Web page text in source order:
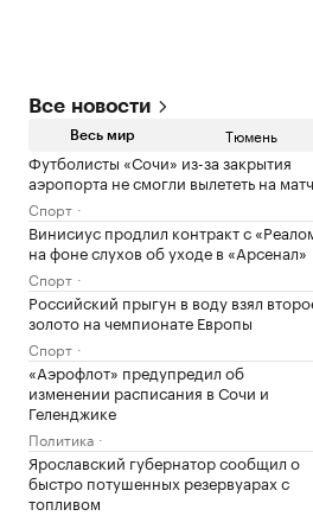
Все новости
Весь мир Тюмень
Футболисты «Сочи» из-за закрытия
аэропорта не смогли вылететь на матч
Спорт
Винисиус продлил контракт с
на фоне слухов об уходе в «Арсенал»
Спорт
Российский прыгун в воду взял
золото на чемпионате Европы
Спорт
«Аэрофлот» предупредил об
изменении расписания в Сочи и
Геленджике
Политика
Ярославский губернатор сообщил о
быстро потушенных резервуарах с
топливом